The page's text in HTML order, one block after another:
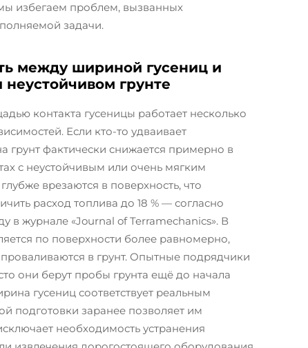
избегаем проблем, вызванных
задачи.
между шириной гусениц и
грунте
контакта гусеницы работает несколько
Если кто-то удваивает
грунт фактически снижается примерно в
с неустойчивым или очень мягким
врезаются в поверхность, что
расход топлива до 18 % — согласно
в журнале «Journal of Terramechanics». В
по поверхности более равномерно,
в грунт. Опытные подрядчики
они берут пробы грунта ещё до начала
гусениц соответствует реальным
подготовки заранее позволяет им
необходимость устранения